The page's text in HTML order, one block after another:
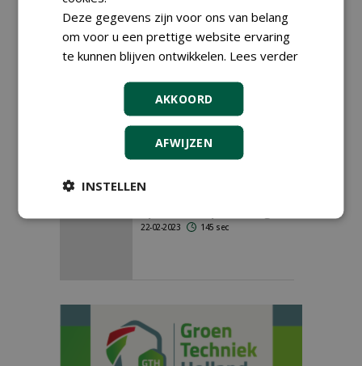
27-11-2024 197 sec
'Klimaatverandering raakt
22-02-2023 145 sec
Deze gegevens zijn voor ons van belang
om voor u een prettige website ervaring
te kunnen blijven ontwikkelen. Lees verder
AKKOORD
AFWIJZEN
INSTELLEN